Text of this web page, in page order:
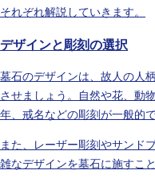
それぞれ解説していきます。
デザインと彫刻の選択
墓石のデザインは、故人の人
させましょう。自然や花、動
年、戒名などの彫刻が一般的で
また、レーザー彫刻やサンド
雑なデザインを墓石に施すこ